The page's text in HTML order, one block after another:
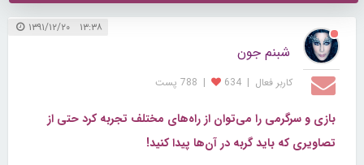
۱۳:۳۸ ۱۳۹۱/۱۲/۲۰
شبنم جون
کاربر فعال |
634
| 788 پست
بازی و سرگرمی را می‌توان از راه‌های مختلف تجربه کرد حتی از
تصاویری که باید گربه در آن‌ها پیدا کنید!